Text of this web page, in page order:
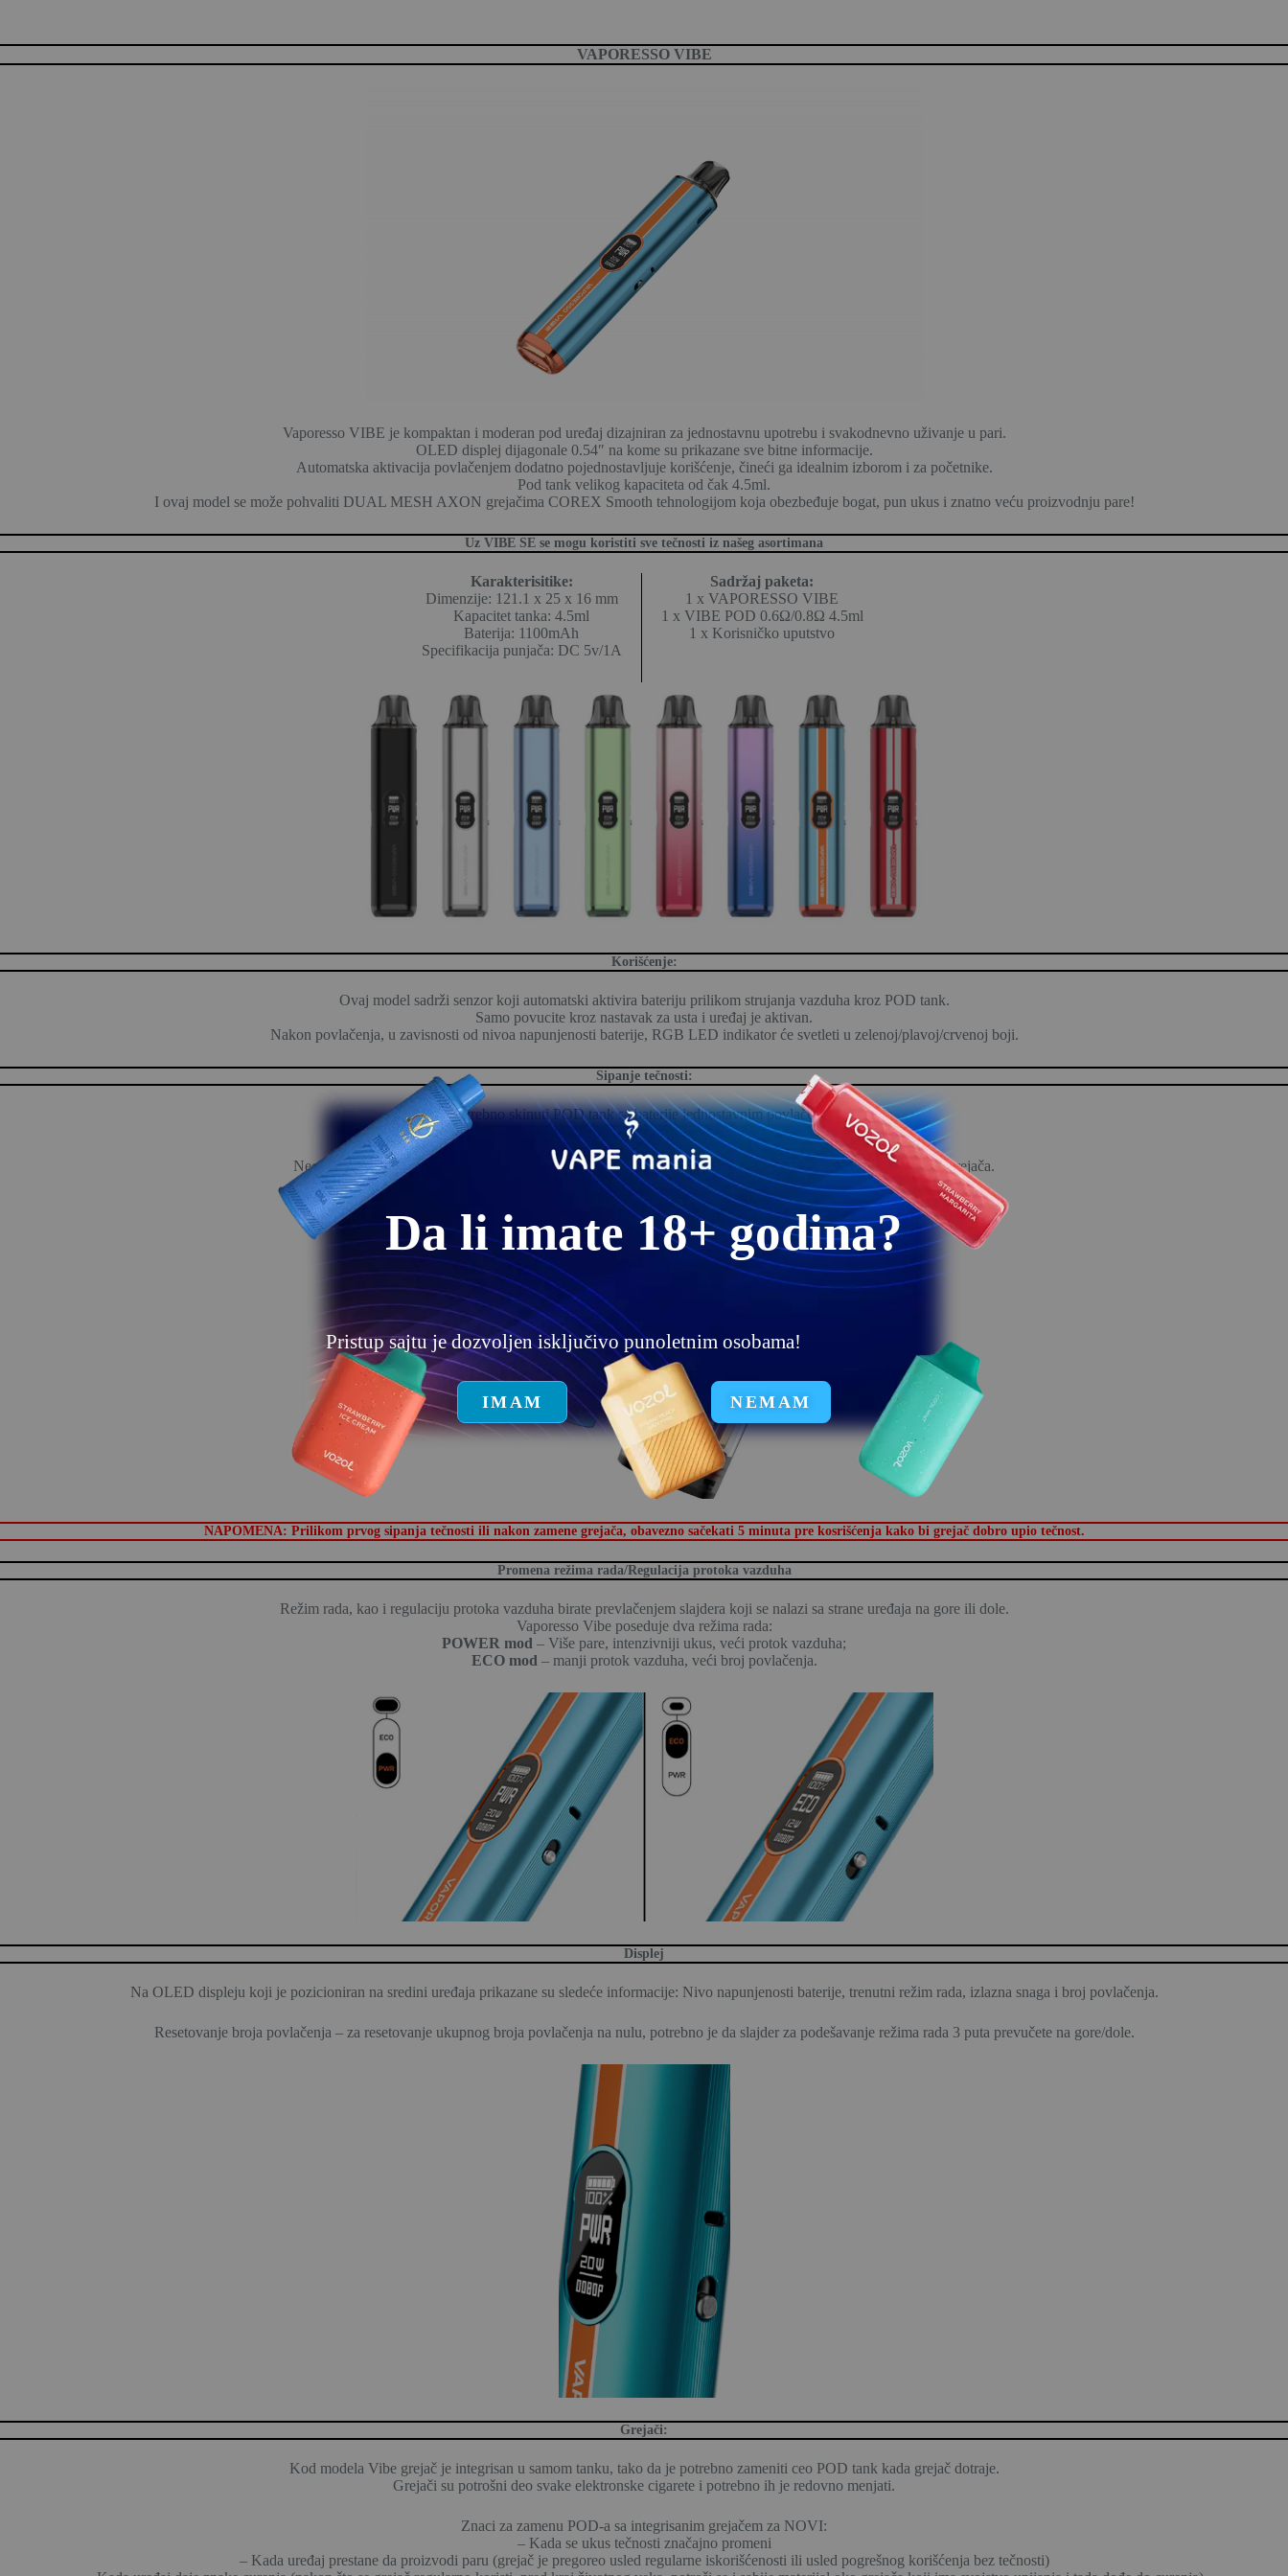
VAPORESSO VIBE
Vaporesso VIBE je kompaktan i moderan pod uređaj dizajniran za jednostavnu upotrebu i svakodnevno uživanje u pari.
OLED displej dijagonale 0.54″ na kome su prikazane sve bitne informacije.
Automatska aktivacija povlačenjem dodatno pojednostavljuje korišćenje, čineći ga idealnim izborom i za početnike.
Pod tank velikog kapaciteta od čak 4.5ml.
I ovaj model se može pohvaliti DUAL MESH AXON grejačima COREX Smooth tehnologijom koja obezbeđuje bogat, pun ukus i znatno veću proizvodnju pare!
Uz VIBE SE se mogu koristiti sve tečnosti iz našeg asortimana
Karakterisitike:
Dimenzije: 121.1 x 25 x 16 mm
Kapacitet tanka: 4.5ml
Baterija: 1100mAh
Specifikacija punjača: DC 5v/1A
Sadržaj paketa:
1 x VAPORESSO VIBE
1 x VIBE POD 0.6Ω/0.8Ω 4.5ml
1 x Korisničko uputstvo
Korišćenje:
Ovaj model sadrži senzor koji automatski aktivira bateriju prilikom strujanja vazduha kroz POD tank.
Samo povucite kroz nastavak za usta i uređaj je aktivan.
Nakon povlačenja, u zavisnosti od nivoa napunjenosti baterije, RGB LED indikator će svetleti u zelenoj/plavoj/crvenoj boji.
Sipanje tečnosti:
Najpre je potrebno skinuti POD tank sa baterije jednostavnim povlačenjem na gore.
Otvorite silikonski poklopac koji je pozicioniran sa strane POD-a.
Kroz otvor sipajte e-tečnost
Neophodno je voditi računa da POD tank nikada ne ostane bez tečnosti jer to može dovesti do pregorevanja grejača.
Kapacitet POD tanka je čak 4.5ml tečnosti.
NAPOMENA: Prilikom prvog sipanja tečnosti ili nakon zamene grejača, obavezno sačekati 5 minuta pre kosrišćenja kako bi grejač dobro upio tečnost.
Promena režima rada/Regulacija protoka vazduha
Režim rada, kao i regulaciju protoka vazduha birate prevlačenjem slajdera koji se nalazi sa strane uređaja na gore ili dole.
Vaporesso Vibe poseduje dva režima rada:
POWER mod – Više pare, intenzivniji ukus, veći protok vazduha;
ECO mod – manji protok vazduha, veći broj povlačenja.
Displej
Na OLED displeju koji je pozicioniran na sredini uređaja prikazane su sledeće informacije: Nivo napunjenosti baterije, trenutni režim rada, izlazna snaga i broj povlačenja.
Resetovanje broja povlačenja – za resetovanje ukupnog broja povlačenja na nulu, potrebno je da slajder za podešavanje režima rada 3 puta prevučete na gore/dole.
Grejači:
Kod modela Vibe grejač je integrisan u samom tanku, tako da je potrebno zameniti ceo POD tank kada grejač dotraje.
Grejači su potrošni deo svake elektronske cigarete i potrebno ih je redovno menjati.
Znaci za zamenu POD-a sa integrisanim grejačem za NOVI:
– Kada se ukus tečnosti značajno promeni
– Kada uređaj prestane da proizvodi paru (grejač je pregoreo usled regularne iskorišćenosti ili usled pogrešnog korišćenja bez tečnosti)
Da li imate 18+ godina?
Pristup sajtu je dozvoljen isključivo punoletnim osobama!
IMAM NEMAM